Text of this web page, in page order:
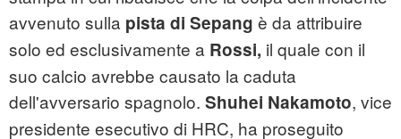
avvenuto sulla pista di Sepang è da attribuire
solo ed esclusivamente a Rossi, il quale con il
suo calcio avrebbe causato la caduta
dell'avversario spagnolo. Shuhei Nakamoto, vice
presidente esecutivo di HRC, ha proseguito